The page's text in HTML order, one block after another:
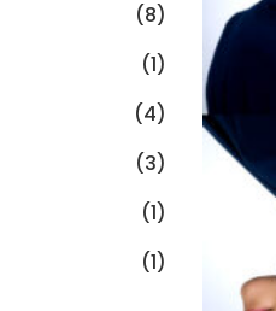
(8)
(1)
(4)
(3)
(1)
(1)